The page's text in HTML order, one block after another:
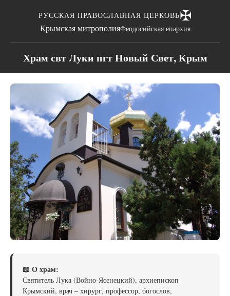
РУССКАЯ ПРАВОСЛАВНАЯ ЦЕРКОВЬ✠
Крымская митрополияФеодосийская епархия
Храм свт Луки пгт Новый Свет, Крым
📖 О храм:
Святитель Лука (Войно-Ясенецкий), архиепископ
Крымский, врач – хирург, профессор, богослов,